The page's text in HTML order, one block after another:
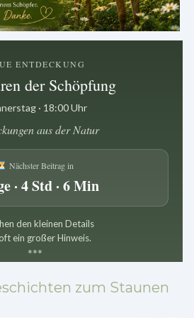
ENTDECKUNG
der Schöpfung
· 18:00 Uhr
aus der Natur
Nächster Beitrag in
· 4 Std · 6 Min
den kleinen Details
ein großer Hinweis.
***
zum Staunen